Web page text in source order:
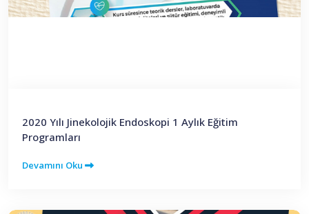
2020 Yılı Jinekolojik Endoskopi 1 Aylık Eğitim
Programları
Devamını Oku